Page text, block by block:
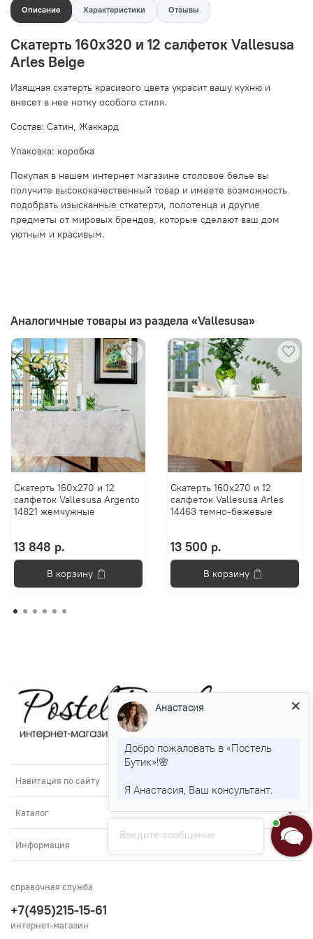
Описание Характеристики Отзывы
Скатерть 160x320 и 12 салфеток Vallesusa
Arles Beige
Изящная скатерть красивого цвета украсит вашу кухню и
внесет в нее нотку особого стиля.
Состав: Сатин, Жаккард
Упаковка: коробка
Покупая в нашем интернет магазине столовое белье вы
получите высококачественный товар и имеете возможность
подобрать изысканные сткатерти, полотенца и другие
предметы от мировых брендов, которые сделают ваш дом
уютным и красивым.
Аналогичные товары из раздела «Vallesusa»
Скатерть 160х270 и 12
салфеток Vallesusa Argento
14821 жемчужные
13 848 р.
В корзину
Скатерть 160х270 и 12
салфеток Vallesusa Arles
14463 темно-бежевые
13 500 р.
В корзину
Навигация по сайту
Каталог
Информация
справочная служба
+7(495)215-15-61
интернет-магазин
Введите сообщение
Анастасия
Добро пожаловать в «Постель
Бутик»!🌸
Я Анастасия, Ваш консультант.